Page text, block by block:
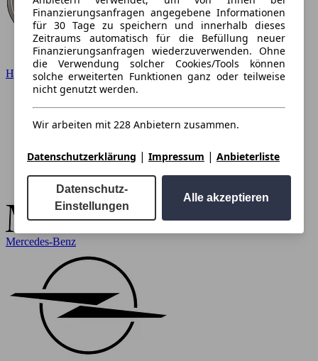
Hyundai
Mercedes-Benz
Finanzierungsanfragen angegebene Informationen
für 30 Tage zu speichern und innerhalb dieses
Zeitraums automatisch für die Befüllung neuer
Finanzierungsanfragen wiederzuverwenden. Ohne
die Verwendung solcher Cookies/Tools können
solche erweiterten Funktionen ganz oder teilweise
nicht genutzt werden.
Wir arbeiten mit 228 Anbietern zusammen.
Datenschutzerklärung | Impressum | Anbieterliste
Datenschutz-
Einstellungen
Alle akzeptieren